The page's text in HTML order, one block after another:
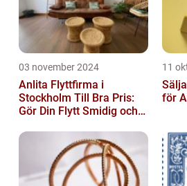
03 november 2024
Anlita Flyttfirma i
Stockholm Till Bra Pris:
Gör Din Flytt Smidig och
11
för